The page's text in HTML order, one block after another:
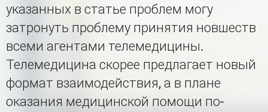
указанных в статье проблем могу
затронуть проблему принятия новшеств
всеми агентами телемедицины.
Телемедицина скорее предлагает новый
формат взаимодействия, а в плане
оказания медицинской помощи по-